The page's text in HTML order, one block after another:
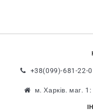
+38(099)-681-22-
м. Харків. маг.